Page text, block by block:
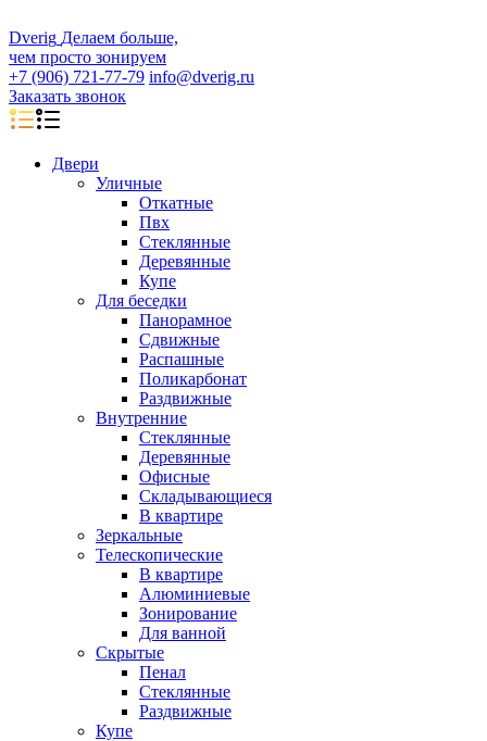
Dverig Делаем больше,
чем просто зонируем
+7 (906) 721-77-79 info@dverig.ru
Заказать звонок
Двери
Уличные
Откатные
Пвх
Стеклянные
Деревянные
Купе
Для беседки
Панорамное
Сдвижные
Распашные
Поликарбонат
Раздвижные
Внутренние
Стеклянные
Деревянные
Офисные
Складывающиеся
В квартире
Зеркальные
Телескопические
В квартире
Алюминиевые
Зонирование
Для ванной
Скрытые
Пенал
Стеклянные
Раздвижные
Купе